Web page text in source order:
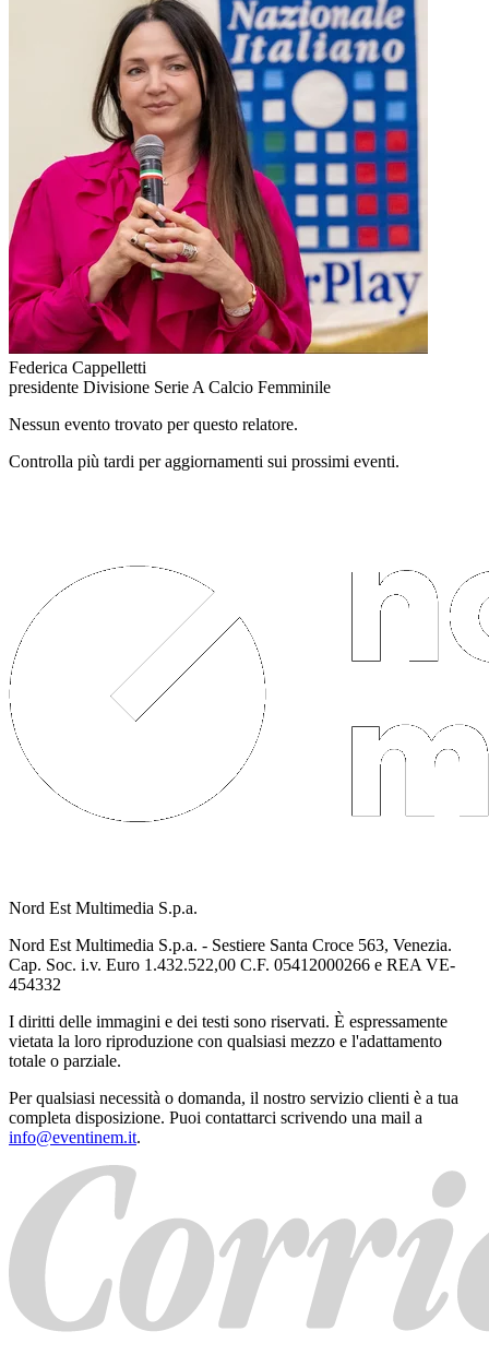
Federica Cappelletti
presidente Divisione Serie A Calcio Femminile
Nessun evento trovato per questo relatore.
Controlla più tardi per aggiornamenti sui prossimi eventi.
Nord Est Multimedia S.p.a.
Nord Est Multimedia S.p.a. - Sestiere Santa Croce 563, Venezia.
Cap. Soc. i.v. Euro 1.432.522,00 C.F. 05412000266 e REA VE-
454332
I diritti delle immagini e dei testi sono riservati. È espressamente
vietata la loro riproduzione con qualsiasi mezzo e l'adattamento
totale o parziale.
Per qualsiasi necessità o domanda, il nostro servizio clienti è a tua
completa disposizione. Puoi contattarci scrivendo una mail a
info@eventinem.it.